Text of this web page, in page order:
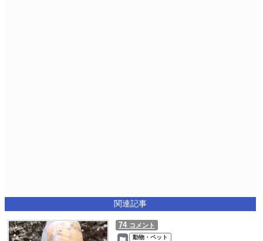
関連記事
74 コメント
動物・ペット